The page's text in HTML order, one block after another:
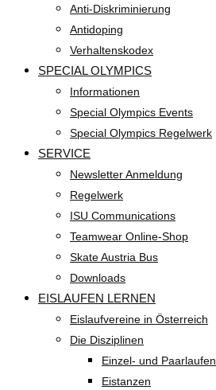
Anti-Diskriminierung
Antidoping
Verhaltenskodex
SPECIAL OLYMPICS
Informationen
Special Olympics Events
Special Olympics Regelwerk
SERVICE
Newsletter Anmeldung
Regelwerk
ISU Communications
Teamwear Online-Shop
Skate Austria Bus
Downloads
EISLAUFEN LERNEN
Eislaufvereine in Österreich
Die Disziplinen
Einzel- und Paarlaufen
Eistanzen